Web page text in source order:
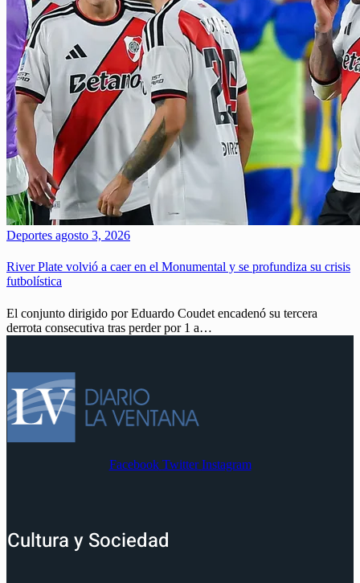
Deportes agosto 3, 2026
River Plate volvió a caer en el Monumental y se profundiza su crisis
futbolística
El conjunto dirigido por Eduardo Coudet encadenó su tercera
derrota consecutiva tras perder por 1 a…
Facebook Twitter Instagram
Cultura y Sociedad